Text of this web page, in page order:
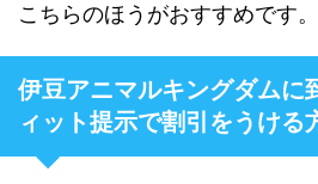
こちらのほうがおすすめです。
伊豆アニマルキングダムに
ィット提示で割引をうける